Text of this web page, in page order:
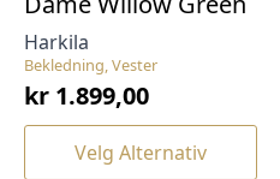
Bekledning, Vester
Harkila
kr 1.899,00
Velg Alternativ
Dette
produktet